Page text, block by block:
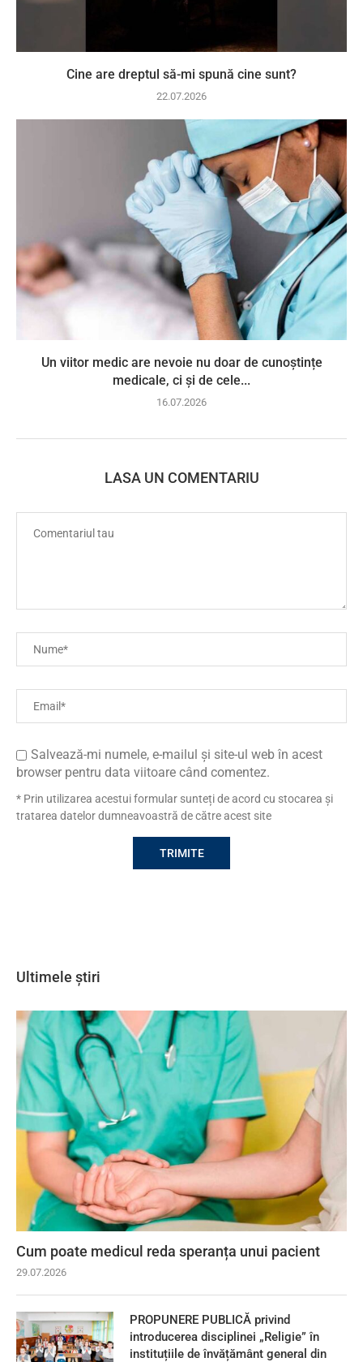
Cine are dreptul să-mi spună cine sunt?
22.07.2026
Un viitor medic are nevoie nu doar de cunoștințe
medicale, ci și de cele...
16.07.2026
LASA UN COMENTARIU
Salvează-mi numele, e-mailul și site-ul web în acest
browser pentru data viitoare când comentez.
* Prin utilizarea acestui formular sunteți de acord cu stocarea și
tratarea datelor dumneavoastră de către acest site
Ultimele știri
Cum poate medicul reda speranța unui pacient
29.07.2026
PROPUNERE PUBLICĂ privind
introducerea disciplinei „Religie” în
instituțiile de învățământ general din